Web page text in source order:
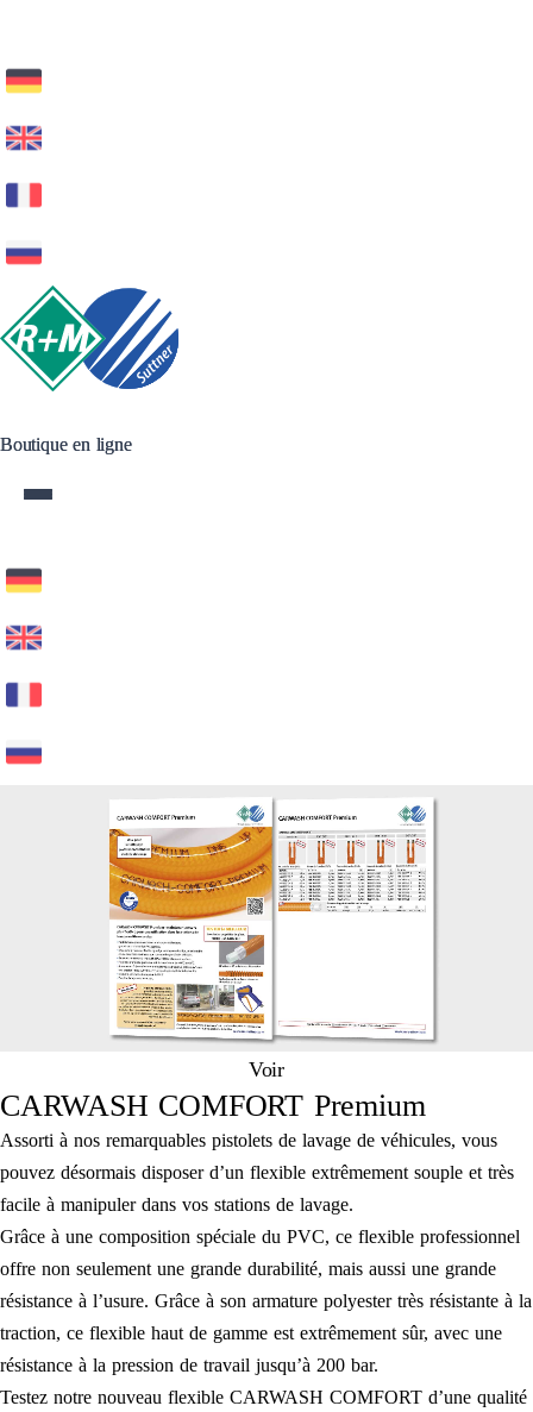
Boutique en ligne
Boutique en ligne
Voir
CARWASH COMFORT Premium
Assorti à nos remarquables pistolets de lavage de véhicules, vous
pouvez désormais disposer d’un flexible extrêmement souple et très
facile à manipuler dans vos stations de lavage.
Grâce à une composition spéciale du PVC, ce flexible professionnel
offre non seulement une grande durabilité, mais aussi une grande
résistance à l’usure. Grâce à son armature polyester très résistante à la
traction, ce flexible haut de gamme est extrêmement sûr, avec une
résistance à la pression de travail jusqu’à 200 bar.
Testez notre nouveau flexible CARWASH COMFORT d’une qualité